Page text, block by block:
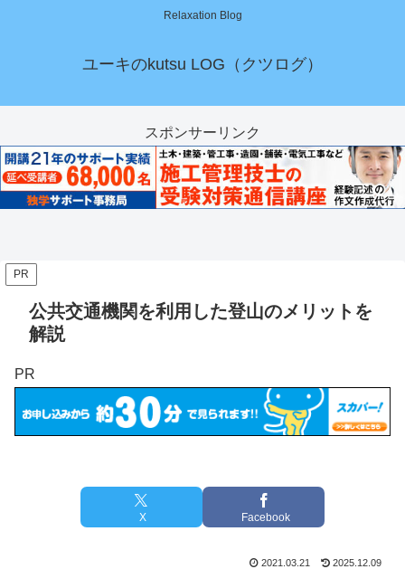
Relaxation Blog
ユーキのkutsu LOG（クツログ）
スポンサーリンク
PR
公共交通機関を利用した登山のメリットを
解説
PR
X Facebook
2021.03.21 2025.12.09